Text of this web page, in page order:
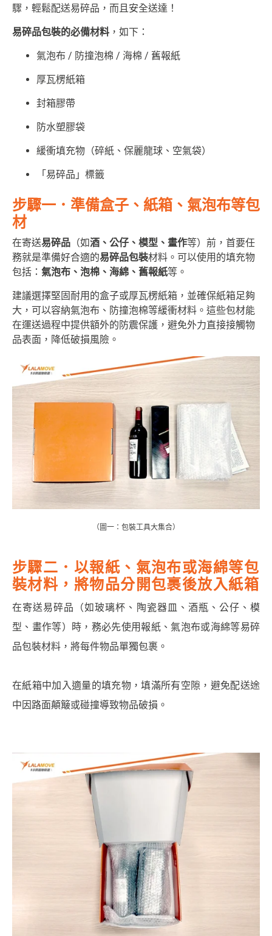
驟，輕鬆配送易碎品，而且安全送達！
易碎品包裝的必備材料 ，如下：
氣泡布 / 防撞泡棉 / 海棉 / 舊報紙
厚瓦楞紙箱
封箱膠帶
防水塑膠袋
緩衝填充物（碎紙、保麗龍球、空氣袋）
「易碎品」標籤
步驟一．準備盒子、紙箱、氣泡布等包
材
在寄送易碎品 （如酒、公仔、模型、畫作等）前，首要任
務就是準備好合適的易碎品包裝材料。可以使用的填充物
包括： 氣泡布、泡棉、海綿、舊報紙等。
建議選擇堅固耐用的盒子或厚瓦楞紙箱，並確保紙箱足夠
大，可以容納氣泡布、防撞泡棉等緩衝材料。這些包材能
在運送過程中提供額外的防震保護，避免外力直接接觸物
品表面，降低破損風險。
（圖一 ： 包裝工具大集合）
步驟二．以報紙、氣泡布或海綿等包
裝材料，將物品分開包裹後放入紙箱
在寄送易碎品（如玻璃杯、陶瓷器皿、酒瓶、公仔、模
型、畫作等）時，務必先使用報紙、氣泡布或海綿等易碎
品包裝材料，將每件物品單獨包裹。
在紙箱中加入適量的填充物，填滿所有空隙，避免配送途
中因路面顛簸或碰撞導致物品破損。